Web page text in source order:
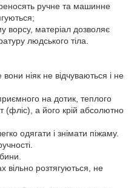
ручне та машинне
ворсу, матеріал дозволяє
людського тіла.
ніяк не відчуваються і не
на дотик, теплого
а його крій абсолютно
одягати і знімати піжаму.
вільно розтягуються, не